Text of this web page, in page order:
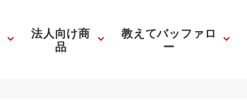
法人向け商
品
教えてバッファロ
ー